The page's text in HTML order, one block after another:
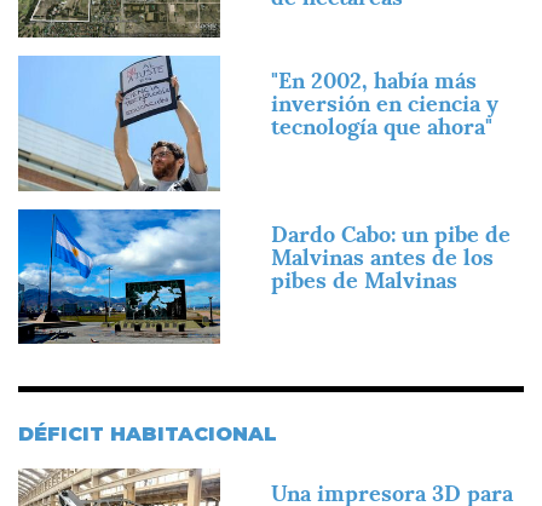
"En 2002, había más
inversión en ciencia y
tecnología que ahora"
Imagen
Dardo Cabo: un pibe de
Malvinas antes de los
pibes de Malvinas
DÉFICIT HABITACIONAL
Imagen
Una impresora 3D para